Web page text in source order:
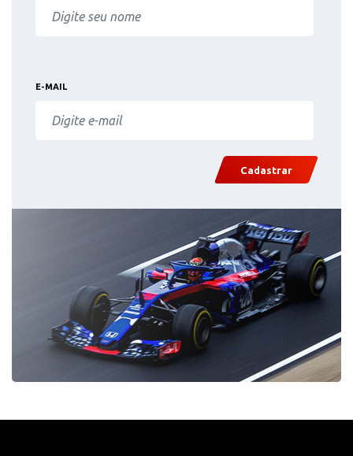
E-MAIL
Cadastrar